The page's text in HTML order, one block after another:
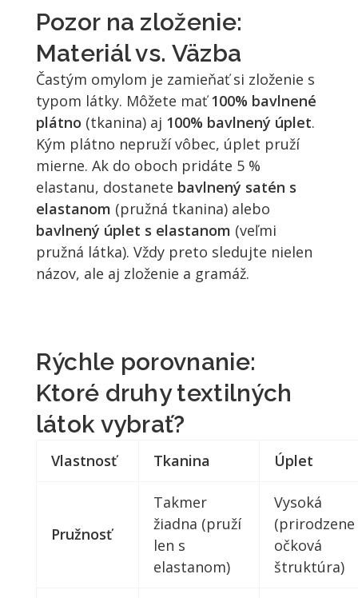
Pozor na zloženie:
Materiál vs. Väzba
Častým omylom je zamieňať si zloženie s
typom látky. Môžete mať100% bavlnené
plátno (tkanina) aj 100% bavlnený úplet.
Kým plátno nepruží vôbec, úplet pruží
mierne. Ak do oboch pridáte 5 %
elastanu, dostanete bavlnený satén s
elastanom (pružná tkanina) alebo
bavlnený úplet s elastanom (veľmi
pružná látka). Vždy preto sledujte nielen
názov, ale aj zloženie a gramáž.
Rýchle porovnanie:
Ktoré druhy textilných
látok vybrať?
Vlastnosť Tkanina Úplet
Pružnosť
Takmer
žiadna (pruží
len s
elastanom)
Vysoká
(prirodzene
očková
štruktúra)